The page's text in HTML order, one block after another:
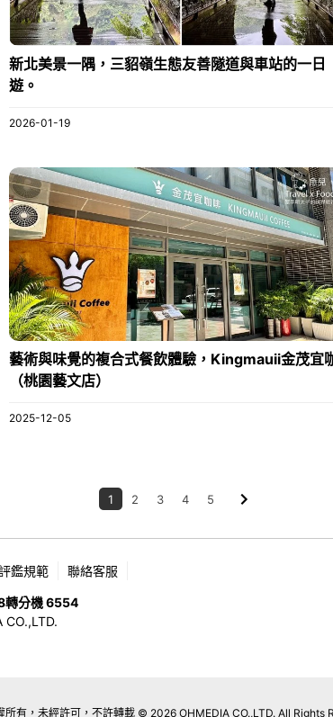
新北美景一隅，三貂嶺生態友善隧道與車站的一日
遊。
2026-01-19
藝術與味覺的複合式餐飲體驗，Kingmauii金茂宜
（桃園藝文店）
2025-12-05
1 2 3 4 5
鑑規範 聯絡客服
轉分機 6554
CO.,LTD.
所有，未經許可，不許轉載 © 2026 OHMEDIA CO.,LTD. All Rights